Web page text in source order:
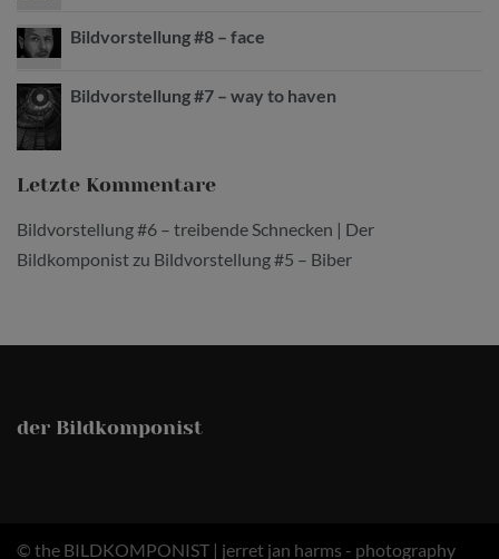
Bildvorstellung #8 – face
Bildvorstellung #7 – way to haven
Letzte Kommentare
Bildvorstellung #6 – treibende Schnecken | Der
Bildkomponist zu Bildvorstellung #5 – Biber
der Bildkomponist
© the BILDKOMPONIST | jerret jan harms - photography